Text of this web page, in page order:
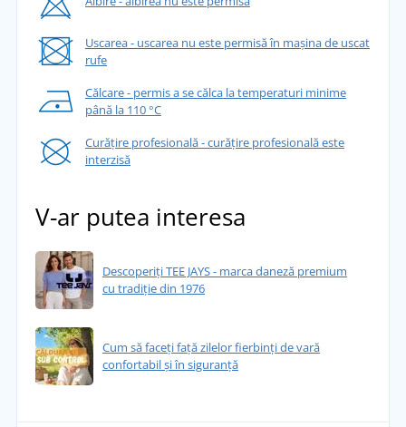
Uscarea - uscarea nu este permisă în mașina de uscat
rufe
Călcare - permis a se călca la temperaturi minime
până la 110 °C
Curățire profesională - curățire profesională este
interzisă
V-ar putea interesa
Descoperiți TEE JAYS - marca daneză premium
cu tradiție din 1976
Cum să faceți față zilelor fierbinți de vară
confortabil și în siguranță